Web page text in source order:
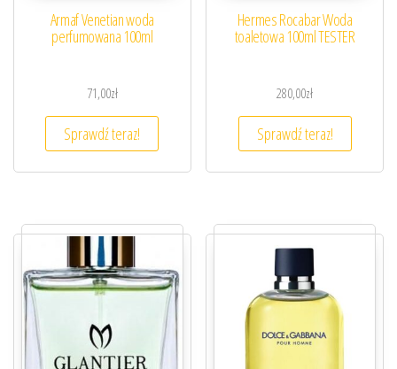
Armaf Venetian woda
perfumowana 100ml
71,00zł
Sprawdź teraz!
Hermes Rocabar Woda
toaletowa 100ml TESTER
280,00zł
Sprawdź teraz!